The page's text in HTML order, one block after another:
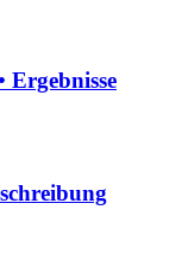
Ergebnisse